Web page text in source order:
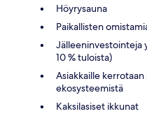
Höyrysauna
Paikallisten
Jälleeninvestointeja
10 % tuloista)
Asiakkaille
ekosysteemistä
Kaksilasiset ikkunat